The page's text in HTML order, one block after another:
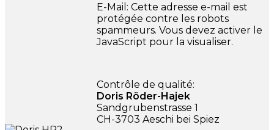
E-Mail: Cette adresse e-mail est
protégée contre les robots
spammeurs. Vous devez activer le
JavaScript pour la visualiser.
Contrôle de qualité:
Doris Röder-Hajek
Sandgrubenstrasse 1
CH-3703 Aeschi bei Spiez